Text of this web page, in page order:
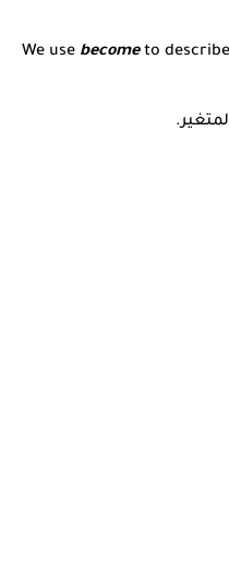
We use becometo